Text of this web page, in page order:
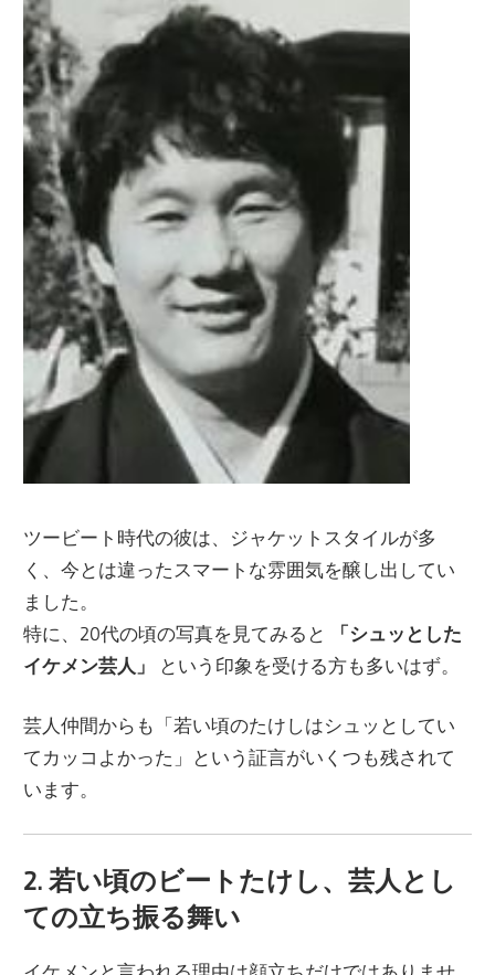
ツービート時代の彼は、ジャケットスタイルが多
く、今とは違ったスマートな雰囲気を醸し出してい
ました。
特に、20代の頃の写真を見てみると
「シュッとした
イケメン芸人」
という印象を受ける方も多いはず。
芸人仲間からも「若い頃のたけしはシュッとしてい
てカッコよかった」という証言がいくつも残されて
います。
2. 若い頃のビートたけし、芸人とし
ての立ち振る舞い